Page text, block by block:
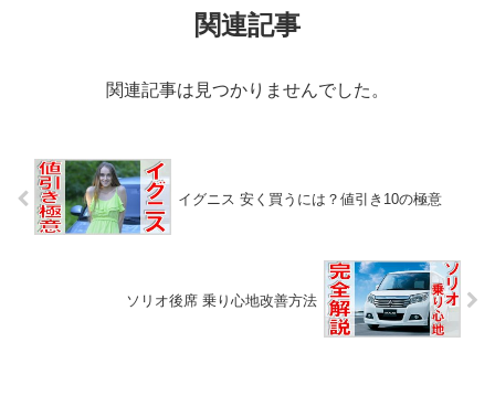
関連記事
関連記事は見つかりませんでした。
イグニス 安く買うには？値引き10の極意
ソリオ後席 乗り心地改善方法